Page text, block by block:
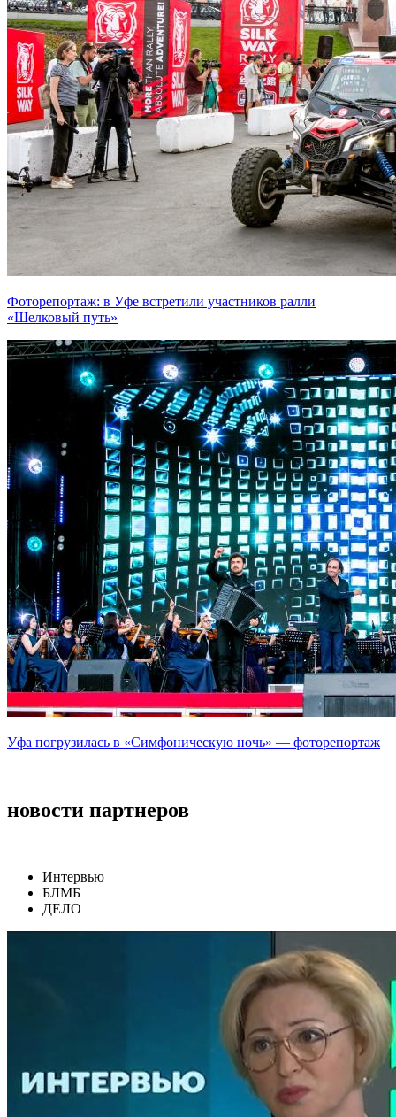
Фоторепортаж: в Уфе встретили участников ралли
«Шелковый путь»
Уфа погрузилась в «Симфоническую ночь» — фоторепортаж
новости партнеров
Интервью
БЛМБ
ДЕЛО